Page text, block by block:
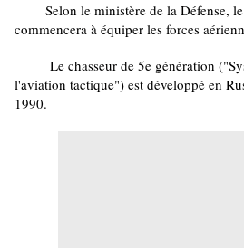
Selon le ministère de la Défense, le
commencera à équiper les forces
Le chasseur de 5e génération
l'aviation tactique") est développé en
1990.